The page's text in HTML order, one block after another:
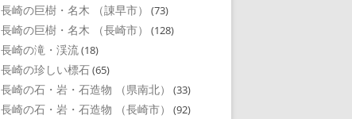
長崎の巨樹・名木 （諌早市） (73)
長崎の巨樹・名木 （長崎市） (128)
長崎の滝・渓流(18)
長崎の珍しい標石(65)
長崎の石・岩・石造物 （県南北） (33)
長崎の石・岩・石造物 （長崎市） (92)